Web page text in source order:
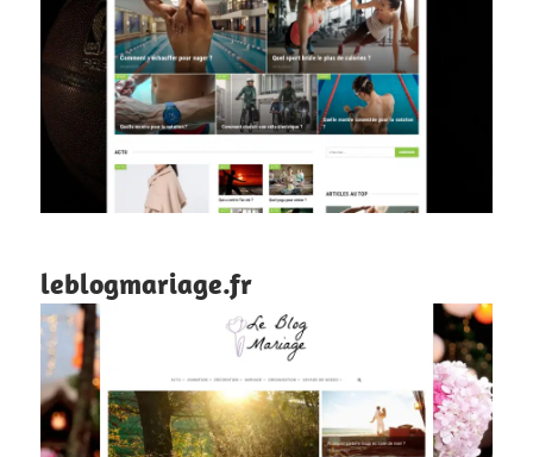
leblogmariage.fr